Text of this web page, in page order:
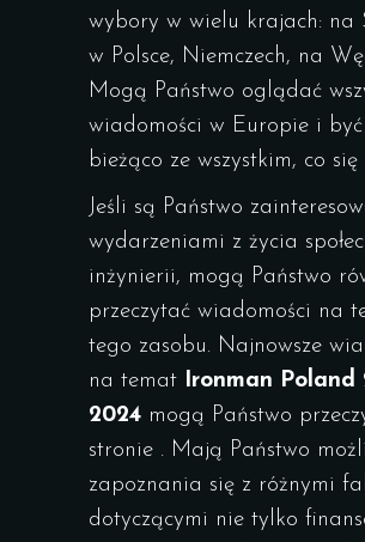
wybory w wielu krajach: na
w Polsce, Niemczech, na
Mogą Państwo oglądać
wiadomości w Europie i
bieżąco ze wszystkim, co się
Jeśli są Państwo
wydarzeniami z życia
inżynierii, mogą Państwo
przeczytać wiadomości na
tego zasobu. Najnowsze
na temat Ironman Poland
2024 mogą Państwo
stronie . Mają Państwo
zapoznania się z różnymi
dotyczącymi nie tylko